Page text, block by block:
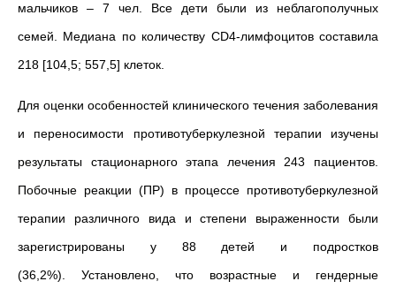
мальчиков – 7 чел. Все дети были из неблагополучных
семей. Медиана по количеству CD4-лимфоцитов составила
218 [104,5; 557,5] клеток.
Для оценки особенностей клинического течения заболевания
и переносимости противотуберкулезной терапии изучены
результаты стационарного этапа лечения 243 пациентов.
Побочные реакции (ПР) в процессе противотуберкулезной
терапии различного вида и степени выраженности были
зарегистрированы у 88 детей и подростков
(36,2%). Установлено, что возрастные и гендерные